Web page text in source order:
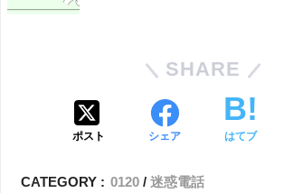
SHARE
ポスト シェア はてブ
CATEGORY : 0120 迷惑電話